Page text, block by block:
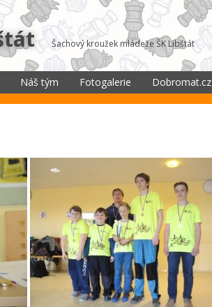
Šachový kroužek mládeže ŠK Libštát
Náš tým
náš tým
Fotogalerie Dobromat.cz